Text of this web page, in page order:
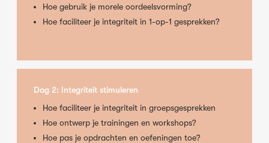
Hoe gebruik je morele oordeelsvorming?
Hoe faciliteer je integriteit in 1-op-1 gesprekken?
Dag 2: Integriteit stimuleren
Hoe faciliteer je integriteit in groepsgesprekken
Hoe ontwerp je trainingen en workshops?
Hoe pas je opdrachten en oefeningen toe?